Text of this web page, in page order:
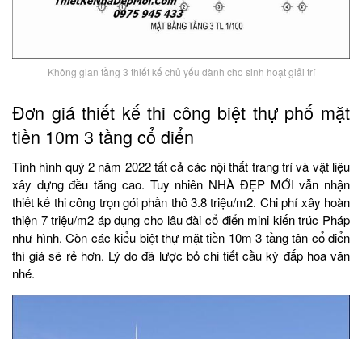
Không gian tầng 3 thiết kế chủ yếu dành cho sinh hoạt giải trí
Đơn giá thiết kế thi công biệt thự phố mặt
tiền 10m 3 tầng cổ điển
Tình hình quý 2 năm 2022 tất cả các nội thất trang trí và vật liệu
xây dựng đều tăng cao. Tuy nhiên NHÀ ĐẸP MỚI vẫn nhận
thiết kế thi công trọn gói phần thô 3.8 triệu/m2. Chi phí xây hoàn
thiện 7 triệu/m2 áp dụng cho lâu đài cổ điển mini kiến trúc Pháp
như hình. Còn các kiểu biệt thự mặt tiền 10m 3 tầng tân cổ điển
thì giá sẽ rẻ hơn. Lý do đã lược bỏ chi tiết cầu kỳ đắp hoa văn
nhé.